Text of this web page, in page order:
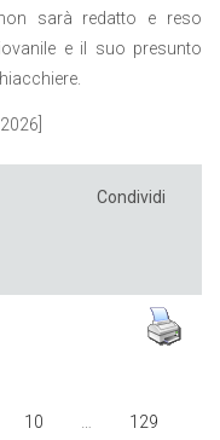
sarà redatto e reso
e il suo presunto
Condividi
10 129